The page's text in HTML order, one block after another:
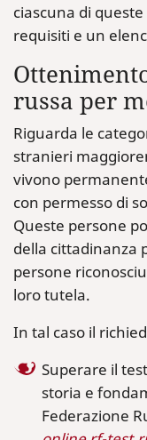
ciascuna di
requisiti e un
russa per
Riguarda le
stranieri
vivono
con permesso di
Queste persone
della cittadinanza
persone
loro tutela.
In tal caso il
Superare il
storia e
Federazione